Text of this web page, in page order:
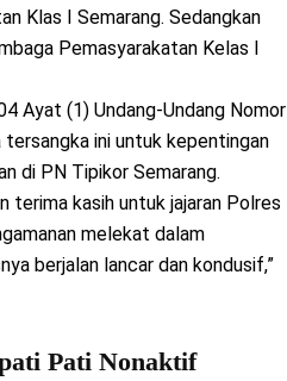
Klas I Semarang. Sedangkan
Pemasyarakatan Kelas I
Ayat (1) Undang-Undang Nomor
tersangka ini untuk kepentingan
di PN Tipikor Semarang.
terima kasih untuk jajaran Polres
melekat dalam
berjalan lancar dan kondusif,”
Pati Nonaktif